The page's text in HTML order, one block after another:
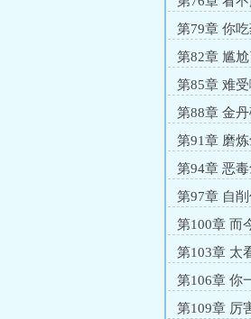
第79章 你吃
第82章 尴尬
第85章 难受
第88章 金
第91章 磨
第94章 恶
第97章 自
第100章 而
第103章 太
第106章 你
第109章 厉